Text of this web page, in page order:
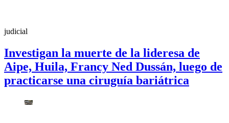
judicial
Investigan la muerte de la lideresa de
Aipe, Huila, Francy Ned Dussán, luego de
practicarse una ciruguía bariátrica